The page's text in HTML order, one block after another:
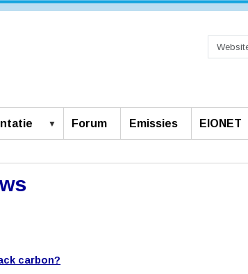
Forum Emissies EIONET
carbon?